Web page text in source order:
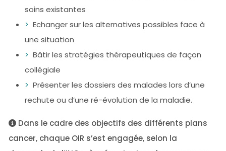
soins existantes
Echanger sur les alternatives possibles face à
une situation
Bâtir les stratégies thérapeutiques de façon
collégiale
Présenter les dossiers des malades lors d’une
rechute ou d’une ré-évolution de la maladie.
Dans le cadre des objectifs des différents plans
cancer, chaque OIR s’est engagée, selon la